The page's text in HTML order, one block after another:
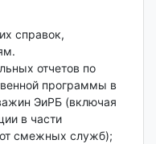
справок,
отчетов по
программы в
ЭиРБ (включая
в части
смежных служб);